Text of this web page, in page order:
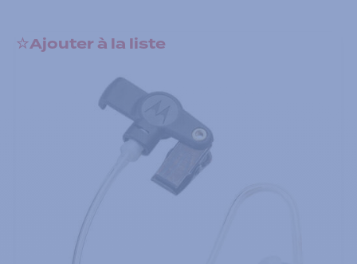
Ajouter à la liste